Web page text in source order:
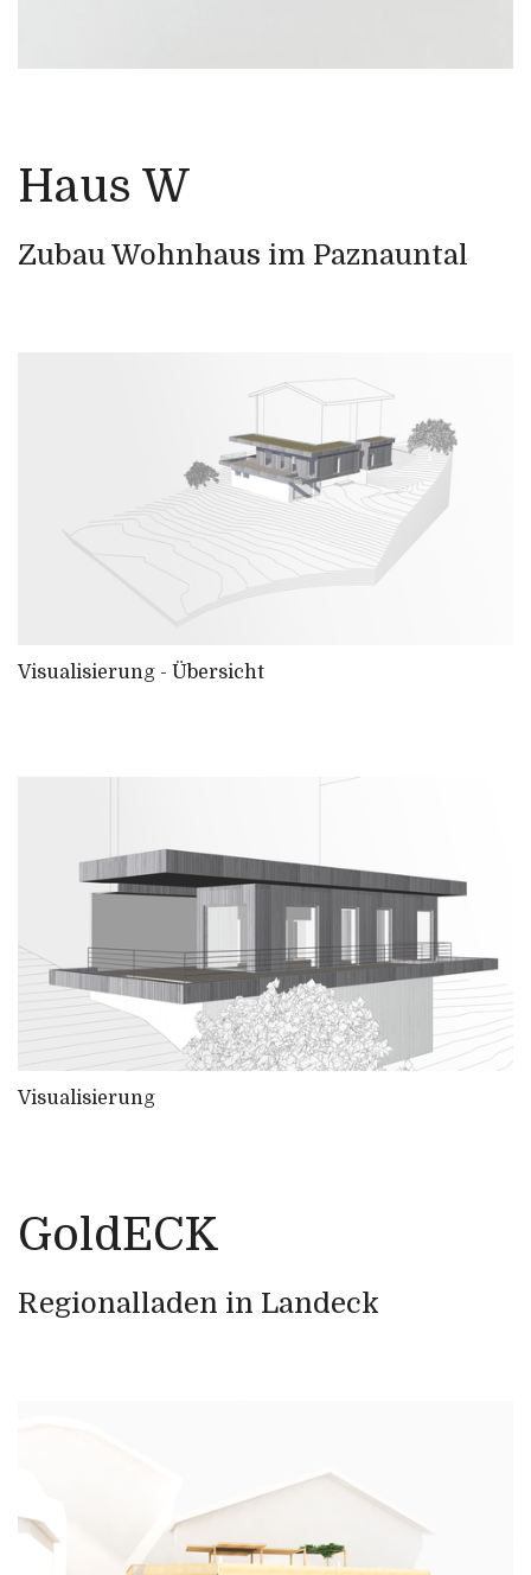
Haus W
Zubau Wohnhaus im Paznauntal
Visualisierung - Übersicht
Visualisierung
GoldECK
Regionalladen in Landeck